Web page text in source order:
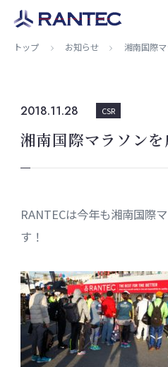
トップ お知らせ 湘南国際
2018.11.28 CSR
湘南国際マラソン
RANTECは今年も湘南国際
す！